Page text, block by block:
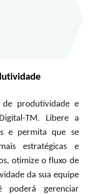
produtividade e
TM. Libere a
e permita que se
estratégicas e
otimize o fluxo de
da sua equipe
gerenciar